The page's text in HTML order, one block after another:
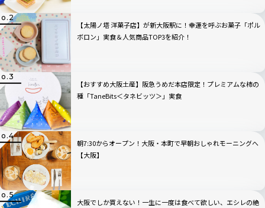
【太陽ノ塔 洋菓子店】が新大阪駅に！幸運を呼ぶお菓子「ポル
ボロン」実食＆人気商品TOP3を紹介！
【おすすめ大阪土産】阪急うめだ本店限定！プレミアムな柿の
種「TaneBits＜タネビッツ＞」実食
朝7:30からオープン！大阪・本町で早朝おしゃれモーニングへ
【大阪】
大阪でしか買えない！一生に一度は食べて欲しい、エシレの絶